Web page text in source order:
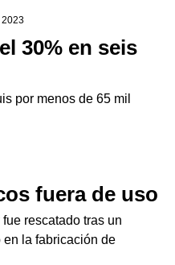
2023
30% en seis
por menos de 65 mil
fuera de uso
rescatado tras un
la fabricación de